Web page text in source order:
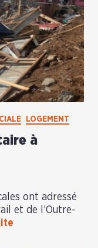
LOGEMENT
à
ont adressé
et de l’Outre-